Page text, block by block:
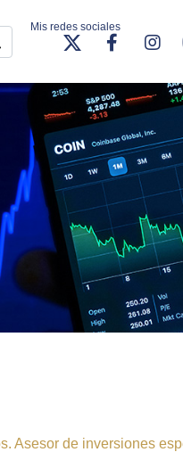
Mis redes sociales
Asesor de inversiones